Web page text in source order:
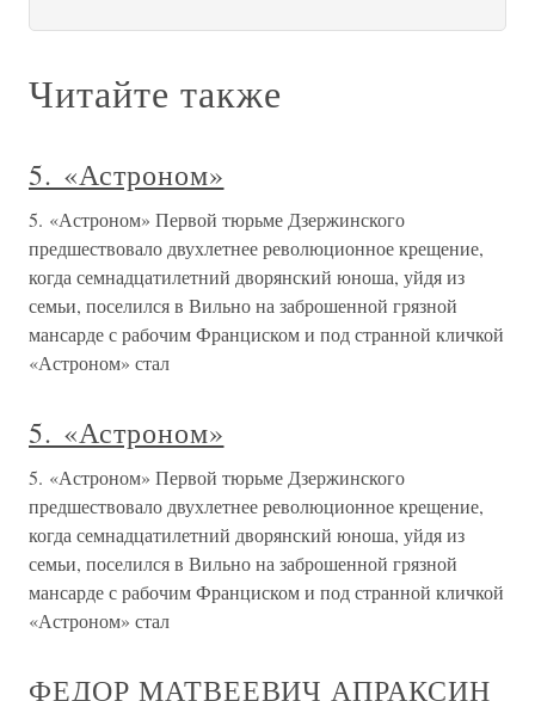
Читайте также
5. «Астроном»
5. «Астроном» Первой тюрьме Дзержинского
предшествовало двухлетнее революционное крещение,
когда семнадцатилетний дворянский юноша, уйдя из
семьи, поселился в Вильно на заброшенной грязной
мансарде с рабочим Франциском и под странной кличкой
«Астроном» стал
5. «Астроном»
5. «Астроном» Первой тюрьме Дзержинского
предшествовало двухлетнее революционное крещение,
когда семнадцатилетний дворянский юноша, уйдя из
семьи, поселился в Вильно на заброшенной грязной
мансарде с рабочим Франциском и под странной кличкой
«Астроном» стал
ФЕДОР МАТВЕЕВИЧ АПРАКСИН